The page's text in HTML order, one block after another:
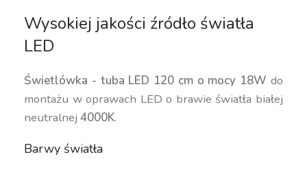
Wysokiej jakości źródło światła
LED
Świetlówka - tuba LED 120 cm o mocy 18W do
montażu w oprawach LED o brawie światła białej
neutralnej4000K.
Barwy światła